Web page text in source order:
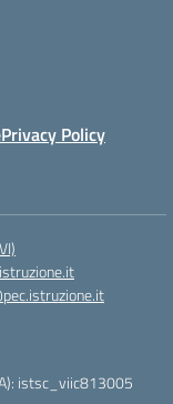
Privacy Policy
istsc_viic813005